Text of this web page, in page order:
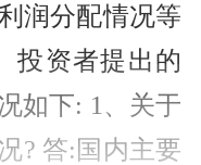
润分配情况等
投资者提出的
如下: 1、关于
? 答:国内主要